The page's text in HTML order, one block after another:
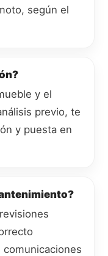
según el
y el
previo, te
y puesta en